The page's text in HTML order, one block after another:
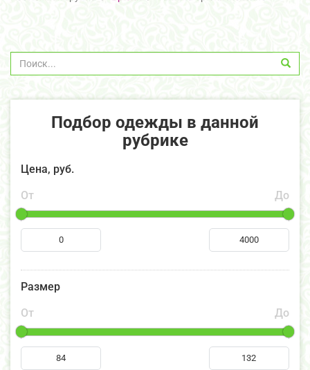
Подбор одежды в данной
рубрике
Цена, руб.
От
До
Размер
От
До